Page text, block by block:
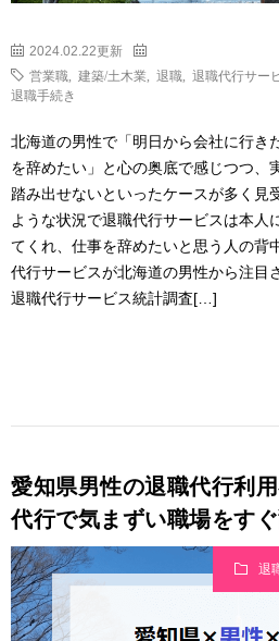
2024.02.22更新
営業職 建築/土木業 退職 退職代行サー
退職手続き
北海道の男性で「明日から会社に行き
を辞めたい」と心の奥底で感じつつ、
踏み出せないといったケースが多く見
ような状況で退職代行サービスは本人
てくれ、仕事を辞めたいと思う人の背
代行サービスが北海道の男性から注目
退職代行サービス統計調査[…]
愛知県男性の退職代行利
代行で気まずい職場をすぐ
退